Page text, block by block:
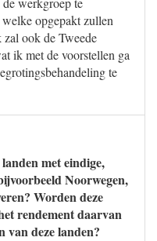
welke opgepakt zullen
ook de Tweede
ik met de voorstellen ga
te
met eindige,
Noorwegen,
Worden deze
rendement daarvan
van deze landen?